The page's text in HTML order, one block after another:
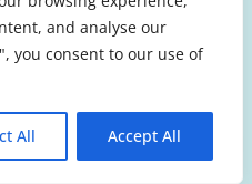
and analyse our
you consent to our use of
All Accept All